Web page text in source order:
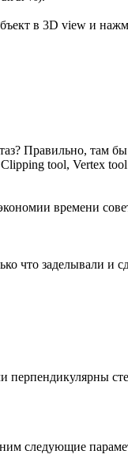
в 3D view и
Правильно, там
tool, Vertex
времени
что заделывали и
перпендикулярны
следующие